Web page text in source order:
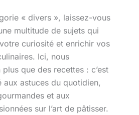
« divers », laissez-vous
multitude de sujets qui
curiosité et enrichir vos
Ici, nous
que des recettes : c’est
aux astuces du quotidien,
et aux
sur l’art de pâtisser.